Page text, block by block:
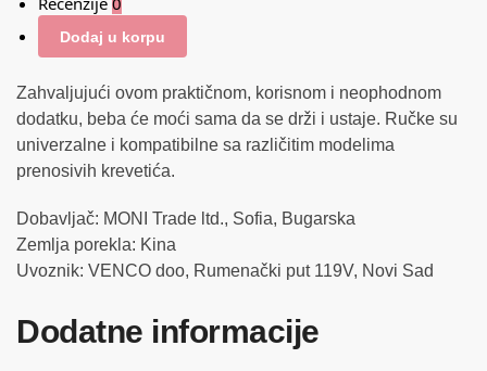
Dodaj u korpu
Zahvaljujući ovom praktičnom, korisnom i neophodnom
dodatku, beba će moći sama da se drži i ustaje. Ručke su
univerzalne i kompatibilne sa različitim modelima
prenosivih krevetića.
Dobavljač: MONI Trade ltd., Sofia, Bugarska
Zemlja porekla: Kina
Uvoznik: VENCO doo, Rumenački put 119V, Novi Sad
Dodatne informacije